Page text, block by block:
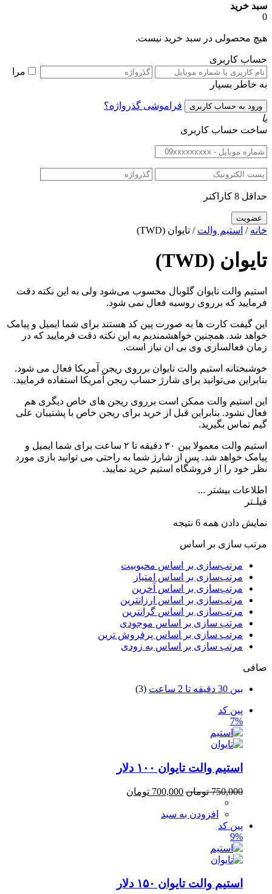
سبد خرید
0
هیچ محصولی در سبد خرید نیست.
حساب کاربری
مرا
به خاطر بسپار
فراموشی گذرواژه؟
یا
ساخت حساب کاربری
حداقل 8 کاراکتر
خانه / استیم والت / تایوان (TWD)
تایوان (TWD)
استیم والت تایوان گلوبال محسوب می‌شود ولی به این نکته دقت
فرمایید که برروی روسیه فعال نمی شود.
این گیفت کارت ها به صورت پین کد هستند برای شما ایمیل و پیامک
خواهد شد. همچنین خواهشمندیم به این نکته دقت فرمایید که در
زمان فعالسازی وی بی ان نیاز است.
خوشبختانه استیم والت تایوان برروی ریجن آمریکا فعال می شود.
بنابراین می‌توانید برای شارژ حساب ریجن آمریکا استفاده فرمایید.
این استیم والت ممکن است برروی ریجن های خاص دیگری هم
فعال نشود. بنابراین قبل از خرید برای ریجن خاص با پشتیبان علی
گیم تماس بگیرید.
استیم والت معمولا بین ۳۰ دقیقه تا ۲ ساعت برای شما ایمیل و
پیامک خواهد شد. پس از شارژ شما به راحتی می توانید بازی مورد
نظر خود را از فروشگاه استیم خرید نمایید.
اطلاعات بیشتر ...
فیلـتر
نمایش دادن همه 6 نتیجه
مرتب سازی بر اساس
مرتب‌سازی بر اساس محبوبیت
مرتب‌سازی بر اساس امتیاز
مرتب‌سازی بر اساس آخرین
مرتب‌سازی بر اساس ارزانترین
مرتب‌سازی بر اساس گرانترین
مرتب سازی بر اساس موجودی
مرتب سازی بر اساس پرفروش ترین
مرتب سازی بر اساس به زودی
صافی
بین 30 دقیقه تا 2 ساعت (3)
پین کد
7%
استیم والت تایوان ۱۰۰ دلار
750,000 تومان 700,000 تومان
افزودن به سبد
پین کد
9%
استیم والت تایوان ۱۵۰ دلار